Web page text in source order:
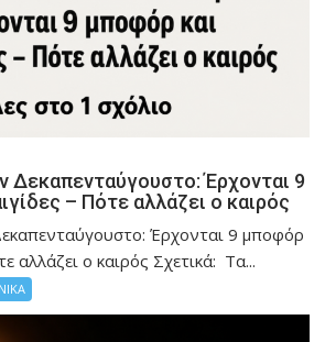
Δεκαπενταύγουστο: Έρχονται 9
– Πότε αλλάζει ο καιρός
Έρχονται 9 μποφόρ
αλλάζει ο καιρός Σχετικά: Tα...